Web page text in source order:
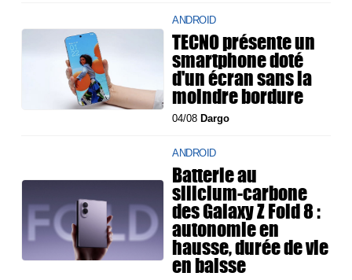
ANDROID
TECNO présente un
smartphone doté
d'un écran sans la
moindre bordure
04/08 Dargo
ANDROID
Batterie au
silicium-carbone
des Galaxy Z Fold 8 :
autonomie en
hausse, durée de vie
en baisse